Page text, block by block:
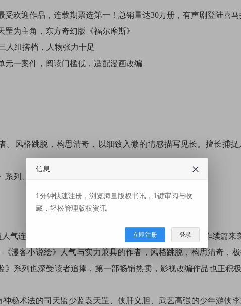
欢迎作品，连载期票选第一！总销量达30万册，有声剧登陆喜马
为主角，东方奇幻版《福尔摩斯》
人组搭档，人物张力十足
一案件，阅读门槛低，适配漫画改编
。风格跳脱，构思清奇，以细致入微的情感描写见长。擅长捕
系列、《大唐司天监》系列、短篇集《织梦者》等。
气连载，继《半面妆》系列的超强口碑之后又一爆款力作续篇来
漫客小说绘》人气与实力兼具的作者，风格跳脱，构思清奇，
》系列也深受读者追捧，第一部畅销热卖，影视改编作品也正积
秘术法的司天监少监袁天罡、侠肝义胆、武艺高强的少年游侠
信息
1分钟快速注册，浏览海量版权书讯，1键审阅与收
藏，轻松管理版权资讯
立即注册 登录